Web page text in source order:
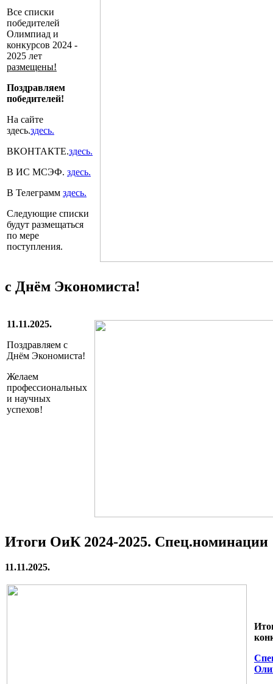
Все списки
победителей
Олимпиад и
конкурсов 2024 -
2025 лет
размещены!
Поздравляем
победителей!
На сайте
здесь.здесь.
ВКОНТАКТЕ.здесь.
В ИС МСЭФ. здесь.
В Телеграмм здесь.
Следующие списки
будут размещаться
по мере
поступления.
с Днём Экономиста!
11.11.2025.
Поздравляем с
Днём Экономиста!
Желаем
профессиональных
и научных
успехов!
Итоги ОиК 2024-2025. Спец.номинации
11.11.2025.